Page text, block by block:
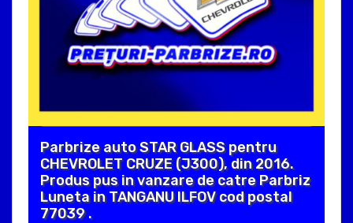
Parbrize auto STAR GLASS pentru
CHEVROLET CRUZE (J300), din 2016.
Produs pus in vanzare de catre Parbriz
Luneta in TANGANU ILFOV cod postal
77039 .